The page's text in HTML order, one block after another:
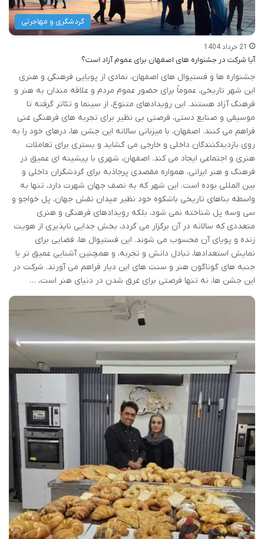
گردشگری و مهاجرتی
21 خرداد 1404
آیا شرکت در جشنواره های اصفهان برای عموم آزاد است؟
جشنواره ها و فستیوال های اصفهان، نمادی از پویایی فرهنگی و هنری
این شهر تاریخی، عموماً برای حضور عموم مردم و علاقه مندان به هنر و
فرهنگ آزاد هستند. این رویدادهای متنوع، از سینما و تئاتر گرفته تا
موسیقی و صنایع دستی، فرصتی بی نظیر برای تجربه های فرهنگی غنی
فراهم می کنند. اصفهان، با میزبانی سالانه این جشن ها، درهای خود را به
روی بازدیدکنندگان داخلی و خارجی می گشاید و بستری برای تعاملات
هنری و اجتماعی ایجاد می کند. اصفهان، شهری با پیشینه ای عمیق در
فرهنگ و هنر ایرانی، همواره مقصدی پرجاذبه برای گردشگران داخلی و
بین المللی بوده است. این شهر که به نصف جهان شهرت دارد، تنها به
واسطه بناهای تاریخی باشکوه خود نظیر میدان نقش جهان، پل خواجو و
سی وسه پل شناخته نمی شود، بلکه رویدادهای فرهنگی و هنری
متعددی که سالانه در آن برگزار می گردد، بخش جدایی ناپذیری از هویت
زنده و پویای آن محسوب می شوند. این فستیوال ها، فضایی برای
نمایش استعدادها، تبادل دانش و تجربه، و همچنین آشنایی عمیق تر با
جنبه های گوناگون هنر و سنت های این دیار فراهم می آورند. شرکت در
این جشن ها، نه تنها فرصتی برای غرق شدن در دنیای هنر است، …